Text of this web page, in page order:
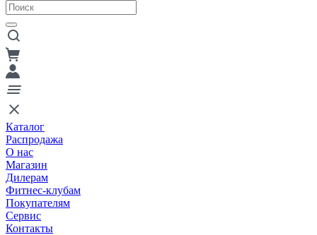
Каталог
Распродажа
О нас
Магазин
Дилерам
Фитнес-клубам
Покупателям
Сервис
Контакты